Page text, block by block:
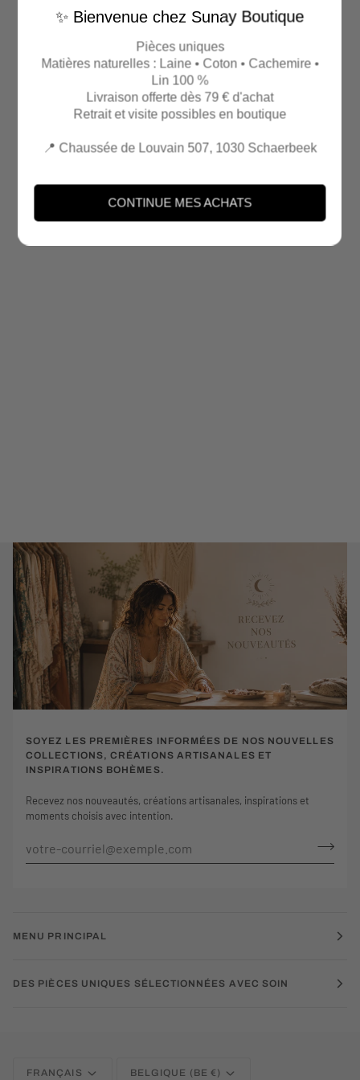
SOYEZ LES PREMIÈRES INFORMÉES DE NOS NOUVELLES
COLLECTIONS, CRÉATIONS ARTISANALES ET
INSPIRATIONS BOHÈMES.
Recevez nos nouveautés, créations artisanales, inspirations et
moments choisis avec intention.
MENU PRINCIPAL
DES PIÈCES UNIQUES SÉLECTIONNÉES AVEC SOIN
FRANÇAIS BELGIQUE (BE €)
Connexion requise
✨ Bienvenue chez Sunay Boutique
Pièces uniques
Matières naturelles : Laine • Coton • Cachemire •
Lin 100 %
Livraison offerte dès 79 € d'achat
Retrait et visite possibles en boutique
📍 Chaussée de Louvain 507, 1030 Schaerbeek
CONTINUE MES ACHATS